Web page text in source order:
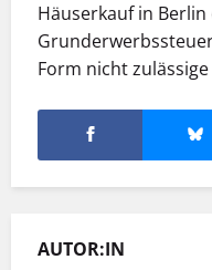
Häuserkauf in
Form nicht
AUTOR:IN